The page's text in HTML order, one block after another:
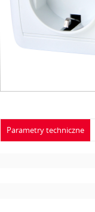
Parametry techniczne